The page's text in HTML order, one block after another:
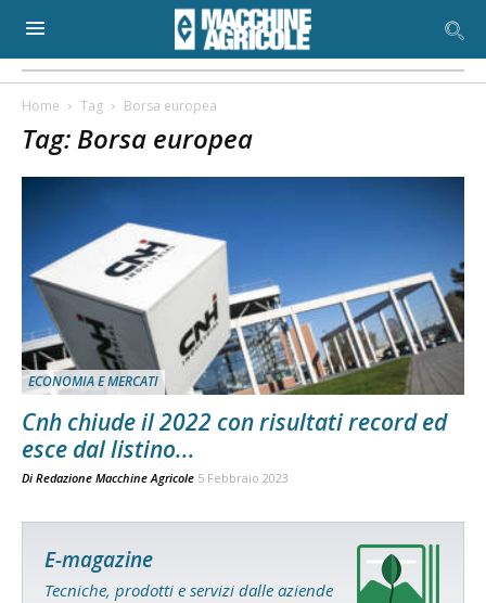
Home Tag Borsa europea
Tag: Borsa europea
ECONOMIA E MERCATI
Cnh chiude il 2022 con risultati record ed
esce dal listino...
Di Redazione Macchine Agricole 5 Febbraio 2023
E-magazine
Tecniche, prodotti e servizi dalle aziende